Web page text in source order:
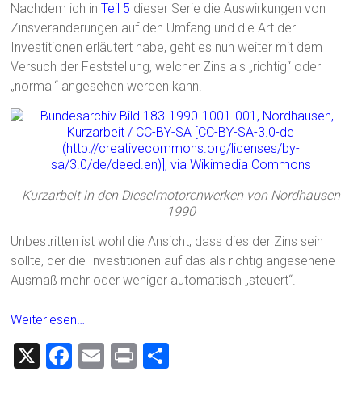
Nachdem ich inTeil 5 dieser Serie die Auswirkungen von
Zinsveränderungen auf den Umfang und die Art der
Investitionen erläutert habe, geht es nun weiter mit dem
Versuch der Feststellung, welcher Zins als „richtig“ oder
„normal“ angesehen werden kann.
Kurzarbeit in den Dieselmotorenwerken von Nordhausen
1990
Unbestritten ist wohl die Ansicht, dass dies der Zins sein
sollte, der die Investitionen auf das als richtig angesehene
Ausmaß mehr oder weniger automatisch „steuert“.
Weiterlesen…
X
F
E
Pr